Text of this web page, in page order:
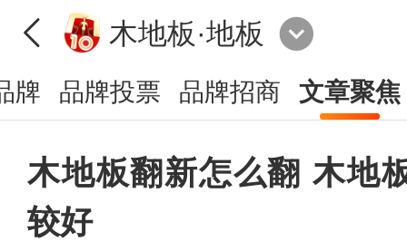
木地板·地板
牌 品牌投票 品牌招商 文章聚焦
木地板翻新怎么翻 木地
较好